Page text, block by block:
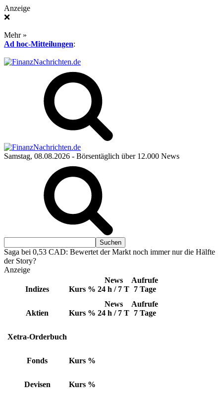
Anzeige
❌
Mehr »
Ad hoc-Mitteilungen:
Samstag, 08.08.2026 - Börsentäglich über 12.000 News
Saga bei 0,53 CAD: Bewertet der Markt noch immer nur die Hälfte
der Story?
Anzeige
Indizes Kurs %
News
24 h / 7 T
Aufrufe
7 Tage
Aktien Kurs %
News
24 h / 7 T
Aufrufe
7 Tage
Xetra-Orderbuch
Fonds Kurs %
Devisen Kurs %